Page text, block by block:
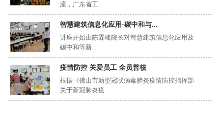
流，广东省工...
智慧建筑信息化应用·碳中和与...
讲座开始由陈霖峰院长对智慧建筑信息化应用及
碳中和等新...
疫情防控 关爱员工 全员普核
根据《佛山市新型冠状病毒肺炎疫情防控指挥部
关于新冠肺炎疫...